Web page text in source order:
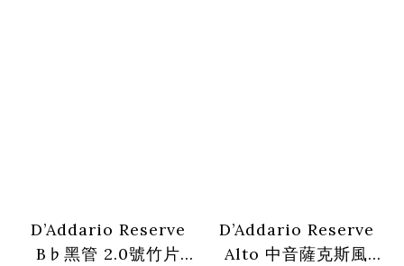
D’Addario Reserve
B♭黑管 2.0號竹片
D’Addario Reserve
Alto 中音薩克斯風